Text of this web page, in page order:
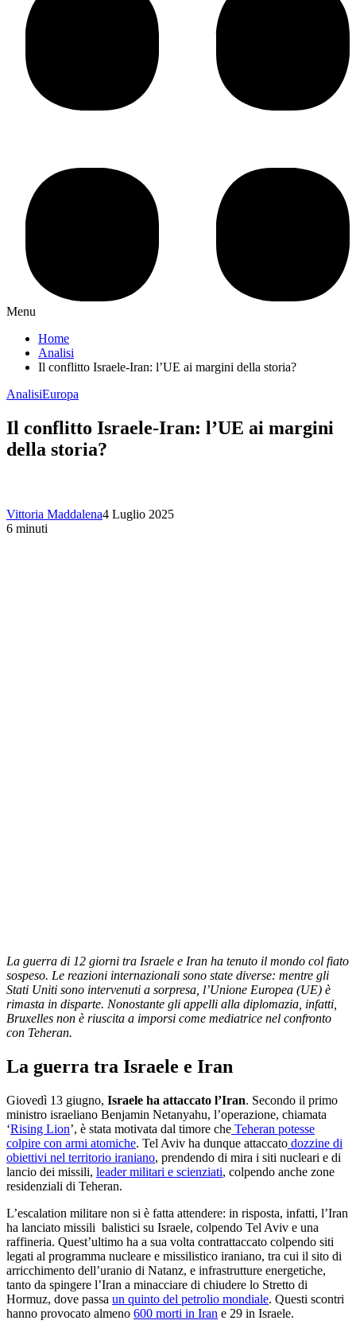
Menu
Home
Analisi
Il conflitto Israele-Iran: l’UE ai margini della storia?
AnalisiEuropa
Il conflitto Israele-Iran: l’UE ai margini
della storia?
Vittoria Maddalena4 Luglio 2025
6 minuti
La guerra di 12 giorni tra Israele e Iran ha tenuto il mondo col fiato
sospeso. Le reazioni internazionali sono state diverse: mentre gli
Stati Uniti sono intervenuti a sorpresa, l’Unione Europea (UE) è
rimasta in disparte. Nonostante gli appelli alla diplomazia, infatti,
Bruxelles non è riuscita a imporsi come mediatrice nel confronto
con Teheran.
La guerra tra Israele e Iran
Giovedì 13 giugno, Israele ha attaccato l’Iran. Secondo il primo
ministro israeliano Benjamin Netanyahu, l’operazione, chiamata
‘Rising Lion’, è stata motivata dal timore che Teheran potesse
colpire con armi atomiche. Tel Aviv ha dunque attaccato dozzine di
obiettivi nel territorio iraniano, prendendo di mira i siti nucleari e di
lancio dei missili, leader militari e scienziati, colpendo anche zone
residenziali di Teheran.
L’escalation militare non si è fatta attendere: in risposta, infatti, l’Iran
ha lanciato missili balistici su Israele, colpendo Tel Aviv e una
raffineria. Quest’ultimo ha a sua volta contrattaccato colpendo siti
legati al programma nucleare e missilistico iraniano, tra cui il sito di
arricchimento dell’uranio di Natanz, e infrastrutture energetiche,
tanto da spingere l’Iran a minacciare di chiudere lo Stretto di
Hormuz, dove passa un quinto del petrolio mondiale. Questi scontri
hanno provocato almeno 600 morti in Iran e 29 in Israele.